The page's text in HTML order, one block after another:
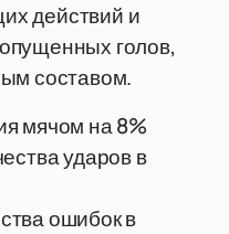
действий и
голов,
составом.
мячом на 8%
ударов в
ошибок в